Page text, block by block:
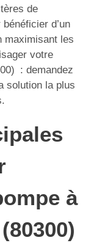
de
d’un
maximisant les
votre
: demandez
solution la plus
à